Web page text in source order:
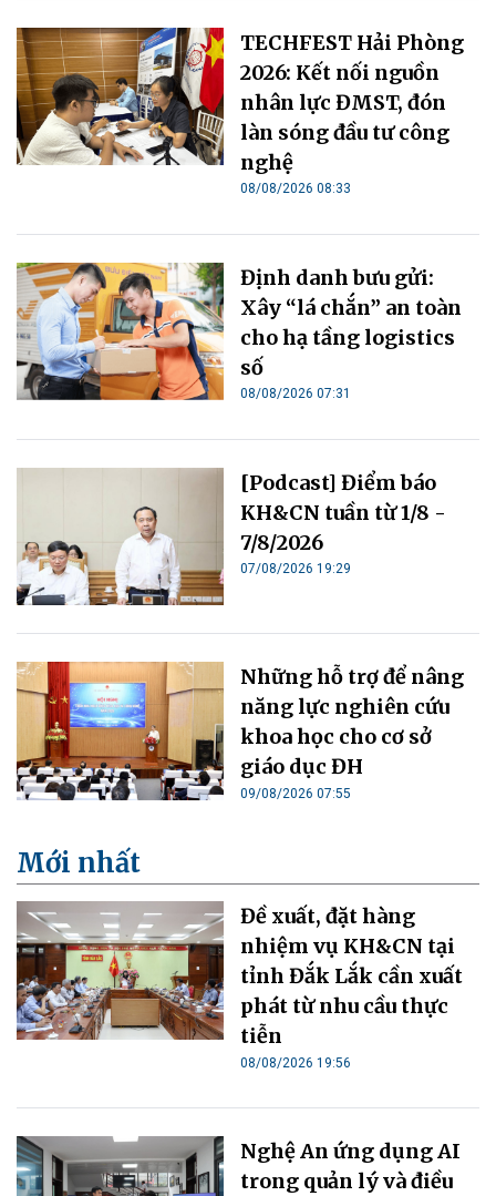
TECHFEST Hải Phòng
2026: Kết nối nguồn
nhân lực ĐMST, đón
làn sóng đầu tư công
nghệ
08/08/2026 08:33
Định danh bưu gửi:
Xây “lá chắn” an toàn
cho hạ tầng logistics
số
08/08/2026 07:31
[Podcast] Điểm báo
KH&CN tuần từ 1/8 -
7/8/2026
07/08/2026 19:29
Những hỗ trợ để nâng
năng lực nghiên cứu
khoa học cho cơ sở
giáo dục ĐH
09/08/2026 07:55
Mới nhất
Đề xuất, đặt hàng
nhiệm vụ KH&CN tại
tỉnh Đắk Lắk cần xuất
phát từ nhu cầu thực
tiễn
08/08/2026 19:56
Nghệ An ứng dụng AI
trong quản lý và điều